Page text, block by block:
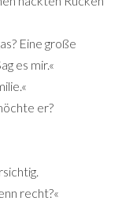
Eine große
es mir.«
er?
recht?«